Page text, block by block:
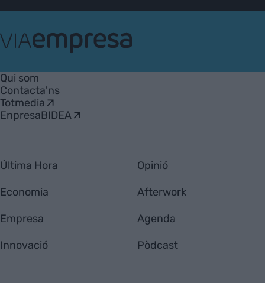
Empresa
Qui som
Contacta'ns
Totmedia
EnpresaBIDEA
Última Hora
Economia
Empresa
Innovació
Opinió
Afterwork
Agenda
Pòdcast